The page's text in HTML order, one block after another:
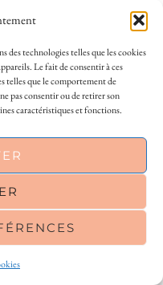
its services
Learn more
des technologies telles que les cookies
Le fait de consentir à ces
telles que le comportement de
pas consentir ou de retirer son
caractéristiques et fonctions.